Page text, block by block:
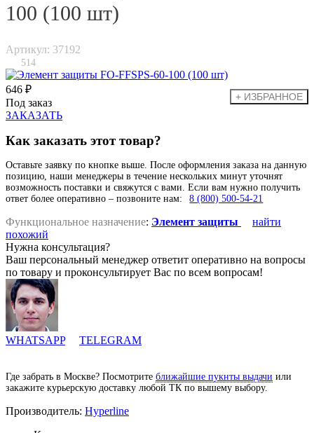
100 (100 шт)
Артикул: 37192
514
646 ₽
Под заказ
ЗАКАЗАТЬ
Как заказать этот товар?
Оставьте заявку по кнопке выше. После оформления заказа на данную
позицию, наши менеджеры в течение нескольких минут уточнят
возможность поставки и свяжутся с вами. Если вам нужно получить
ответ более оперативно – позвоните нам:
8 (800) 500-54-21
Функциональное назначение: Элемент защиты
найти
похожий
Нужна консультация?
Ваш персональный менеджер ответит оперативно на вопросы
по товару и проконсультирует Вас по всем вопросам!
WHATSAPP TELEGRAM
Где забрать в Москве? Посмотрите ближайшие пукнты выдачи или
закажите курьерскую доставку любой ТК по вышему выбору.
Производитель: Hyperline